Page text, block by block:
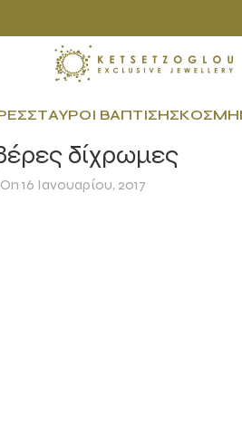
ΣΤΑΥΡΟΊ ΒΆΠΤΙΣΗΣ
δίχρωμες
On 16 Ιανουαρίου, 2017